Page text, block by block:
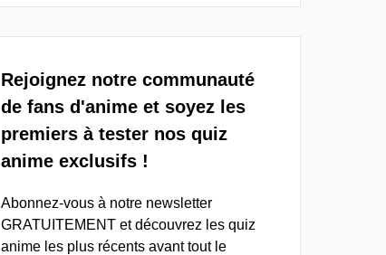
Rejoignez notre communauté
de fans d'anime et soyez les
premiers à tester nos quiz
anime exclusifs !
Abonnez-vous à notre newsletter
GRATUITEMENT et découvrez les quiz
anime les plus récents avant tout le